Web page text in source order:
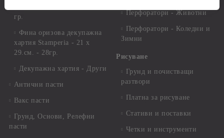
гр.
Фина оризова декупажна
хартия Stamperia - 21 х
29.см. - 28гр.
Декупажна хартия - Други
Антични пасти
Вакс пасти
Грунд, Основи, Релефни
пасти
Перфоратори - Животни
Перфоратори - Коледни и
Зимни
Рисуване
Грунд и почистващи
разтвори
Платна за рисуване
Стативи и поставки
Четки и инструменти